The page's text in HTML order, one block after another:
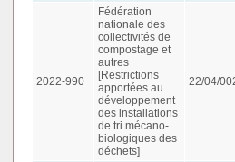
2022-990
Fédération
nationale des
collectivités de
compostage et
autres
[Restrictions
apportées au
développement
des installations
de tri mécano-
biologiques des
déchets]
22/04/